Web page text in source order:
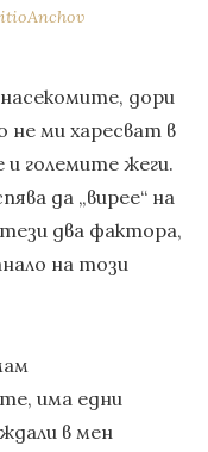
дори
ми харесват в
големите жеги.
да „вирее“ на
два фактора,
на този
има едни
в мен